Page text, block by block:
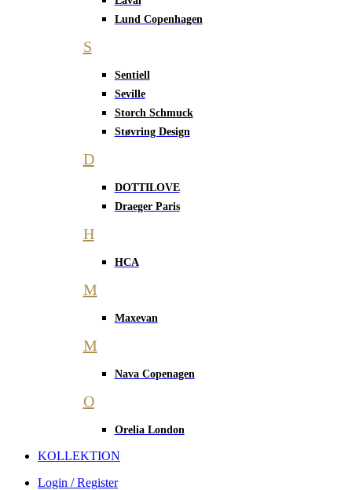
Lund Copenhagen
S
Sentiell
Seville
Storch Schmuck
Støvring Design
D
DOTTILOVE
Draeger Paris
H
HCA
M
Maxevan
M
Nava Copenagen
O
Orelia London
KOLLEKTION
Login / Register